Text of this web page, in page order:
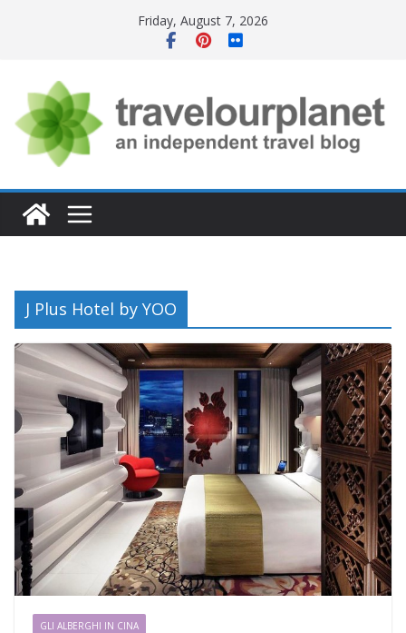
Friday, August 7, 2026
J Plus Hotel by YOO
GLI ALBERGHI IN CINA